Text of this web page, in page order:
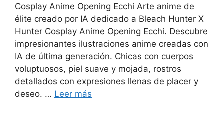
Cosplay Anime Opening Ecchi Arte anime de
élite creado por IA dedicado a Bleach Hunter X
Hunter Cosplay Anime Opening Ecchi. Descubre
impresionantes ilustraciones anime creadas con
IA de última generación. Chicas con cuerpos
voluptuosos, piel suave y mojada, rostros
detallados con expresiones llenas de placer y
deseo. … Leer más